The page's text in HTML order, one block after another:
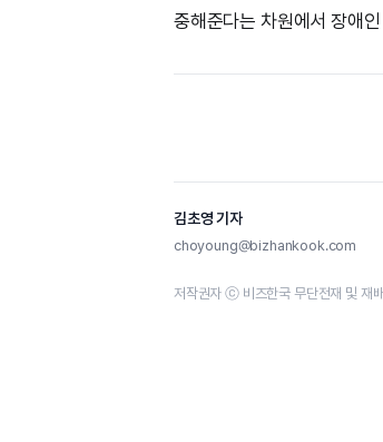
중해준다는 차원에서 장애
김초영 기자
choyoung@bizhankook.com
저작권자 ⓒ 비즈한국 무단전재 및 재